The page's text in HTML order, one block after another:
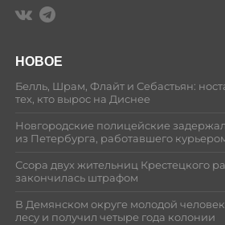
НОВОЕ
Белль, Шрам, Флайт и Себастьян:
тех, кто вырос на Диснее
Новгородские полицейские
из Петербурга, работавшего
Ссора двух жительниц Крестецкого
закончилась штрафом
В Демянском округе молодой
лесу и получил четыре года колонии